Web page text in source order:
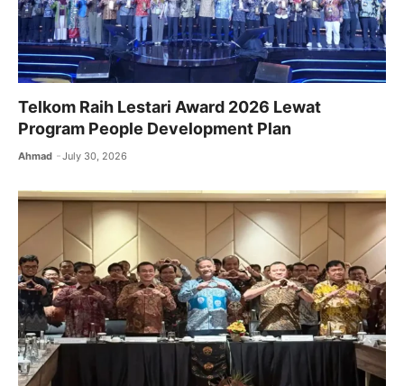
Telkom Raih Lestari Award 2026 Lewat
Program People Development Plan
Ahmad July 30, 2026